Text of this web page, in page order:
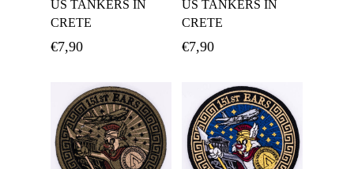
US TANKERS IN
CRETE
€7,90
US TANKERS IN
CRETE
€7,90